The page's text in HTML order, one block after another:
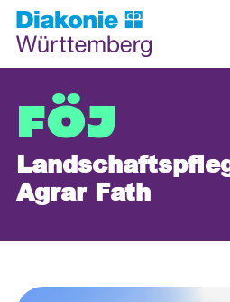
FÖJ
Agrar Fath